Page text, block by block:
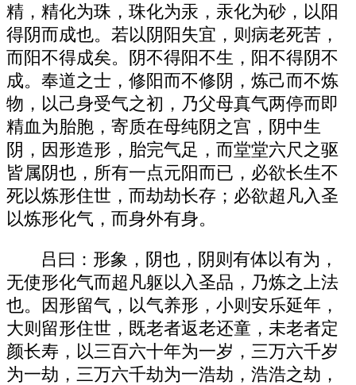
精，精化为珠，珠化为汞，汞化为砂，以阳
得阴而成也。若以阴阳失宜，则病老死苦，
而阳不得成矣。阴不得阳不生，阳不得阴不
成。奉道之士，修阳而不修阴，炼己而不炼
物，以己身受气之初，乃父母真气两停而即
精血为胎胞，寄质在母纯阴之宫，阴中生
阴，因形造形，胎完气足，而堂堂六尺之驱
皆属阴也，所有一点元阳而已，必欲长生不
死以炼形住世，而劫劫长存；必欲超凡入圣
以炼形化气，而身外有身。
吕曰：形象，阴也，阴则有体以有为，
无使形化气而超凡躯以入圣品，乃炼之上法
也。因形留气，以气养形，小则安乐延年，
大则留形住世，既老者返老还童，未老者定
颜长寿，以三百六十年为一岁，三万六千岁
为一劫，三万六千劫为一浩劫，浩浩之劫，